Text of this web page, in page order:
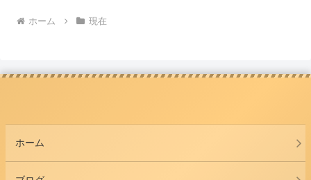
ホーム 現在
ホーム